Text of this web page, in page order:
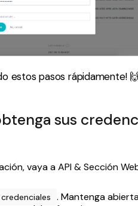
estos pasos rápidamente!
sus
vaya a API & Sección
. Mantenga